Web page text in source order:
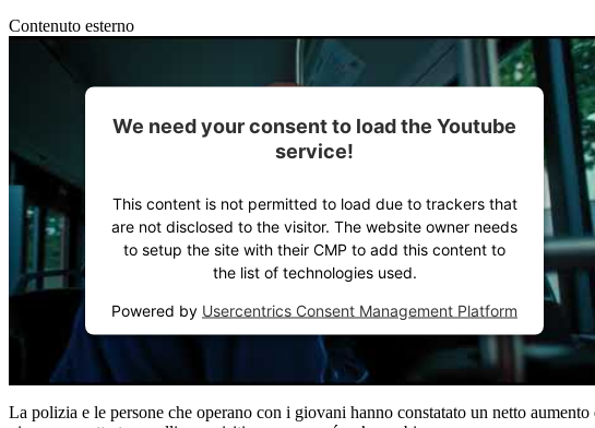
Contenuto esterno
We need your consent to load the Youtube
service!
This content is not permitted to load due to trackers that
are not disclosed to the visitor. The website owner needs
to setup the site with their CMP to add this content to
the list of technologies used.
Powered by Usercentrics Consent Management Platform
La polizia e le persone che operano con i giovani hanno constatato un netto